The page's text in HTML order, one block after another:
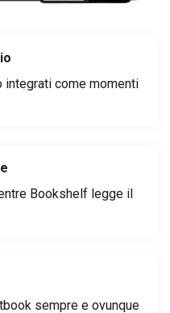
integrati come momenti
Bookshelf legge il
sempre e ovunque